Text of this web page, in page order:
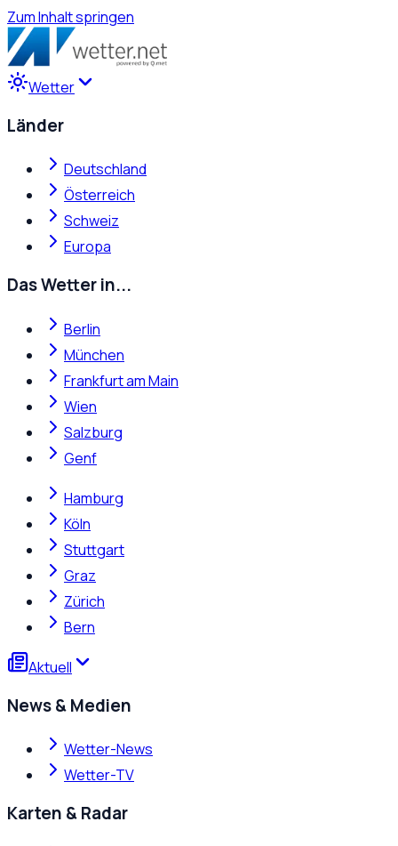
Zum Inhalt springen
Wetter
Länder
Deutschland
Österreich
Schweiz
Europa
Das Wetter in...
Berlin
München
Frankfurt am Main
Wien
Salzburg
Genf
Hamburg
Köln
Stuttgart
Graz
Zürich
Bern
Aktuell
News & Medien
Wetter-News
Wetter-TV
Karten & Radar